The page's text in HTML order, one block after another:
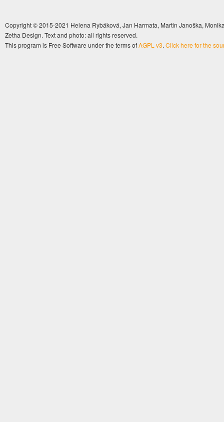
Copyright © 2015-2021 Helena Rybáková, Jan Harmata, Martin Janoška,
Zetha Design. Text and photo: all rights reserved.
This program is Free Software under the terms ofAGPL v3. Click here for the